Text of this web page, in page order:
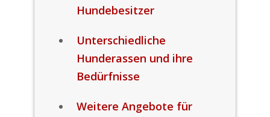
Hundebesitzer
Unterschiedliche
Hunderassen und ihre
Bedürfnisse
Weitere Angebote für